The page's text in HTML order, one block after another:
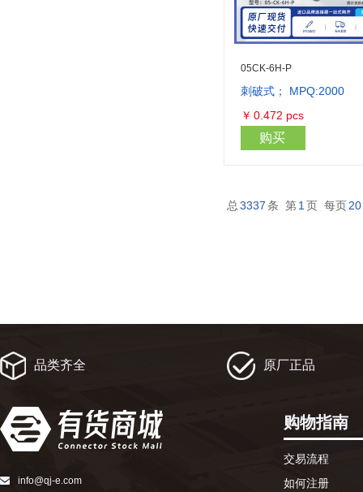
05CK-6H-P
刺破式； MPQ:2000
￥ 0.472 pcs
购买
总 3337条 第1 页 每页20
品类齐全 原厂正品
info@qj-e.com
购物指南
交易流程
如何注册